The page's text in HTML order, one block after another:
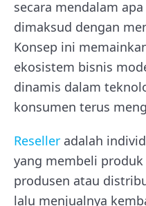
secara mendalam
dimaksud dengan
Konsep ini
ekosistem bisnis
dinamis dalam
konsumen terus
Reseller adalah
yang membeli
produsen atau
lalu menjualnya